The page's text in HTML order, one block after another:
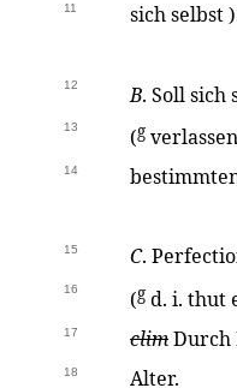
11 sich selbst
12 B. Soll sich
13 (g
14
15 C.
16 (g d. i. thut
17 climDurch
18 Alter.